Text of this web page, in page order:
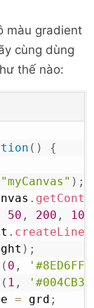
màu gradient
cùng dùng
thế nào:
( )
{
"myCanvas" ) ;
.
50 , 200 , 100
.
) ;
( 0 , '#8ED6FF'
( 1 , '#004CB3'
= grd ;